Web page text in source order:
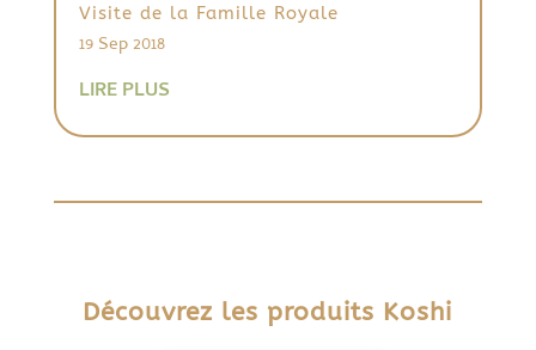
Visite de la Famille Royale
19 Sep 2018
LIRE PLUS
Découvrez les produits Koshi